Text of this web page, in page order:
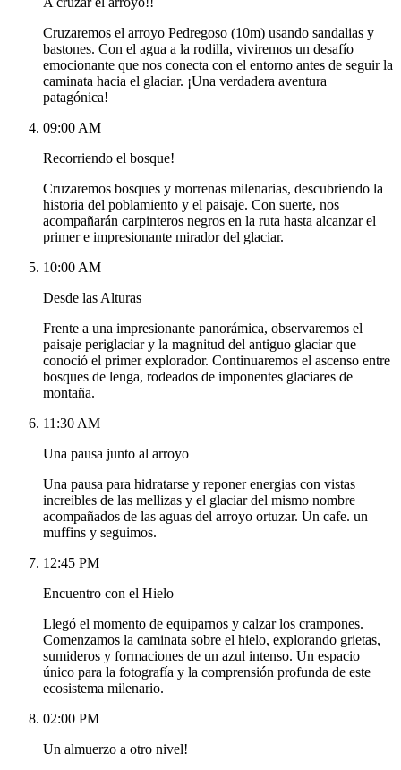
Cruzaremos el arroyo Pedregoso (10m) usando sandalias y
bastones. Con el agua a la rodilla, viviremos un desafío
emocionante que nos conecta con el entorno antes de seguir la
caminata hacia el glaciar. ¡Una verdadera aventura
patagónica!
09:00 AM
Recorriendo el bosque!
Cruzaremos bosques y morrenas milenarias, descubriendo la
historia del poblamiento y el paisaje. Con suerte, nos
acompañarán carpinteros negros en la ruta hasta alcanzar el
primer e impresionante mirador del glaciar.
10:00 AM
Desde las Alturas
Frente a una impresionante panorámica, observaremos el
paisaje periglaciar y la magnitud del antiguo glaciar que
conoció el primer explorador. Continuaremos el ascenso entre
bosques de lenga, rodeados de imponentes glaciares de
montaña.
11:30 AM
Una pausa junto al arroyo
Una pausa para hidratarse y reponer energias con vistas
increibles de las mellizas y el glaciar del mismo nombre
acompañados de las aguas del arroyo ortuzar. Un cafe. un
muffins y seguimos.
12:45 PM
Encuentro con el Hielo
Llegó el momento de equiparnos y calzar los crampones.
Comenzamos la caminata sobre el hielo, explorando grietas,
sumideros y formaciones de un azul intenso. Un espacio
único para la fotografía y la comprensión profunda de este
ecosistema milenario.
02:00 PM
Un almuerzo a otro nivel!